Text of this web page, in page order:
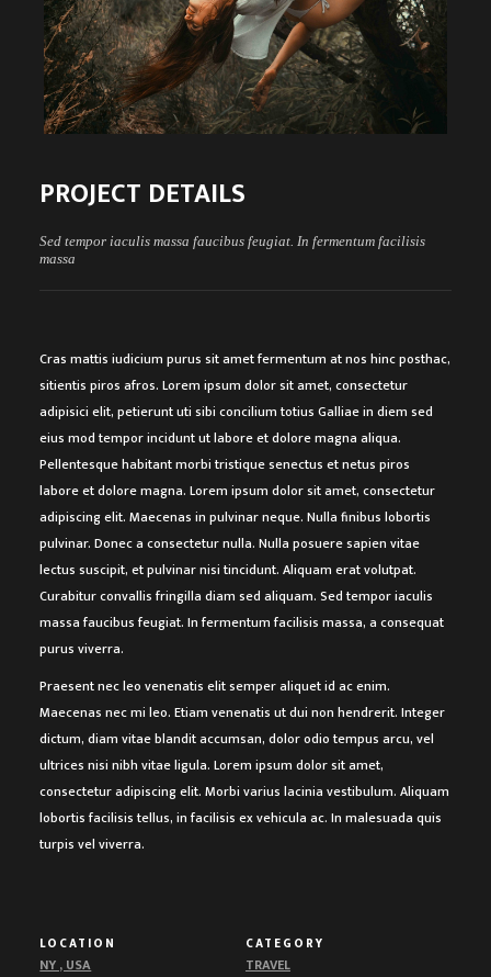
PROJECT DETAILS
Sed tempor iaculis massa faucibus feugiat. In fermentum facilisis
massa
Cras mattis iudicium purus sit amet fermentum at nos hinc posthac,
sitientis piros afros. Lorem ipsum dolor sit amet, consectetur
adipisici elit, petierunt uti sibi concilium totius Galliae in diem sed
eius mod tempor incidunt ut labore et dolore magna aliqua.
Pellentesque habitant morbi tristique senectus et netus piros
labore et dolore magna. Lorem ipsum dolor sit amet, consectetur
adipiscing elit. Maecenas in pulvinar neque. Nulla finibus lobortis
pulvinar. Donec a consectetur nulla. Nulla posuere sapien vitae
lectus suscipit, et pulvinar nisi tincidunt. Aliquam erat volutpat.
Curabitur convallis fringilla diam sed aliquam. Sed tempor iaculis
massa faucibus feugiat. In fermentum facilisis massa, a consequat
purus viverra.
Praesent nec leo venenatis elit semper aliquet id ac enim.
Maecenas nec mi leo. Etiam venenatis ut dui non hendrerit. Integer
dictum, diam vitae blandit accumsan, dolor odio tempus arcu, vel
ultrices nisi nibh vitae ligula. Lorem ipsum dolor sit amet,
consectetur adipiscing elit. Morbi varius lacinia vestibulum. Aliquam
lobortis facilisis tellus, in facilisis ex vehicula ac. In malesuada quis
turpis vel viverra.
LOCATION
NY , USA
CATEGORY
TRAVEL